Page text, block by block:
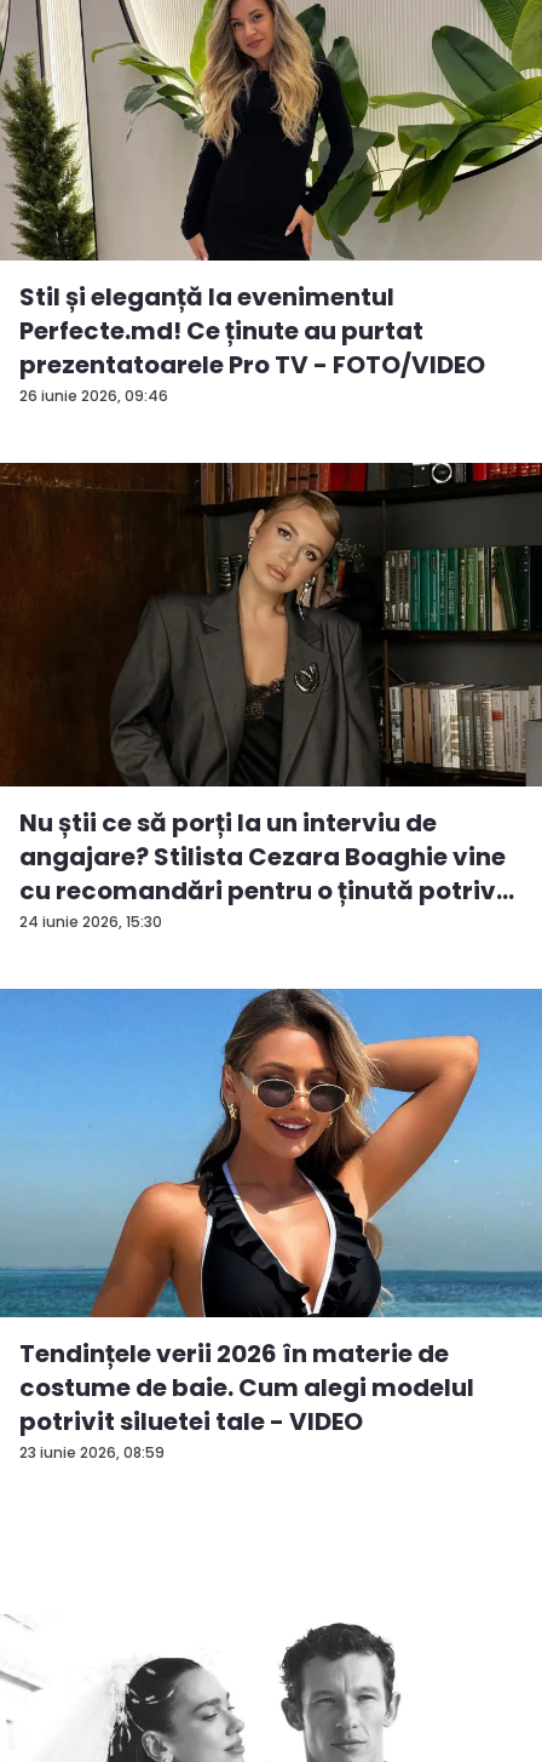
26 iunie 2026, 09:46
Stil și eleganță la evenimentul
Perfecte.md! Ce ținute au purtat
prezentatoarele Pro TV - FOTO/VIDEO
24 iunie 2026, 15:30
Nu știi ce să porți la un interviu de
angajare? Stilista Cezara Boaghie vine
cu recomandări pentru o ținută potriv...
23 iunie 2026, 08:59
Tendințele verii 2026 în materie de
costume de baie. Cum alegi modelul
potrivit siluetei tale - VIDEO